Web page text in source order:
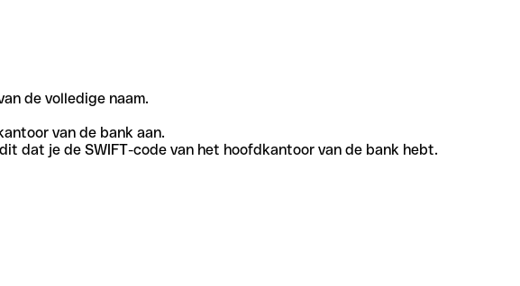
de volledige naam.
van de bank aan.
dat je de SWIFT-code van het hoofdkantoor van de bank hebt.